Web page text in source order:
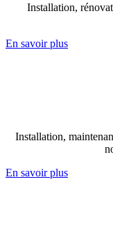
Installation,
En savoir plus
Installation,
En savoir plus